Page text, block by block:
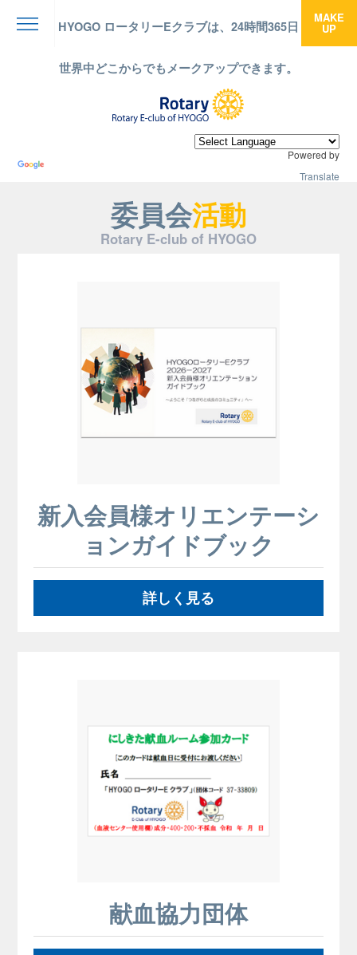
HYOGO ロータリーEクラブは、24時間365日
世界中どこからでもメークアップできます。
MAKE
UP
Powered by
Translate
委員会活動
Rotary E-club of HYOGO
新入会員様オリエンテーシ
ョンガイドブック
詳しく見る
献血協力団体